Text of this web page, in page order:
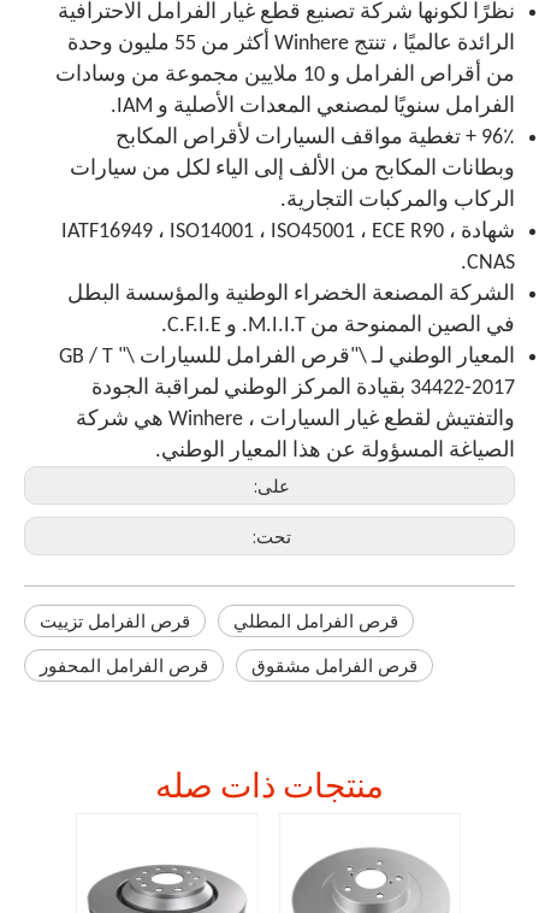
نظرًا لكونها شركة تصنيع قطع غيار الفرامل الاحترافية
الرائدة عالميًا ، تنتج Winhere أكثر من 55 مليون وحدة
من أقراص الفرامل و 10 ملايين مجموعة من وسادات
الفرامل سنويًا لمصنعي المعدات الأصلية و IAM.
96٪ + تغطية مواقف السيارات لأقراص المكابح
وبطانات المكابح من الألف إلى الياء لكل من سيارات
الركاب والمركبات التجارية.
شهادة IATF16949 ، ISO14001 ، ISO45001 ، ECE R90 ،
CNAS.
الشركة المصنعة الخضراء الوطنية والمؤسسة البطل
في الصين الممنوحة من M.I.I.T. و C.F.I.E.
المعيار الوطني لـ \"قرص الفرامل للسيارات \" GB / T
34422-2017 بقيادة المركز الوطني لمراقبة الجودة
والتفتيش لقطع غيار السيارات ، Winhere هي شركة
الصياغة المسؤولة عن هذا المعيار الوطني.
على:
تحت:
قرص الفرامل تزييت
قرص الفرامل المطلي
قرص الفرامل المحفور
قرص الفرامل مشقوق
منتجات ذات صله